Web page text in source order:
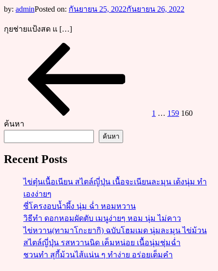
by: adminPosted on: กันยายน 25, 2022กันยายน 26, 2022
กุยช่ายแป้งสด แ […]
pagination
1 … 159 160
ค้นหา
ค้นหา
Recent Posts
ไข่ตุ๋นเนื้อเนียน สไตล์ญี่ปุ่น เนื้อจะเนียนละมุน เด้งนุ่ม ทำ
เองง่ายๆ
ซี่โครงอบน้ำผึ้ง นุ่ม ฉ่ำ หอมหวาน
วิธีทำ ดอกหอมผัดตับ เมนูง่ายๆ หอม นุ่ม ไม่คาว
ไข่หวาน(ทามาโกะยากิ) ฉบับโฮมเมด นุ่มละมุน ไข่ม้วน
สไตล์ญี่ปุ่น รสหวานนิด เค็มหน่อย เนื้อนุ่มชุ่มฉ่ำ
ชวนทำ สุกี้ม้วนไส้แน่น ๆ ทำง่าย อร่อยเต็มคำ